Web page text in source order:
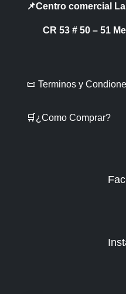
📌Centro comercial
CR 53 # 50 – 51
📜 Terminos y
🛒¿Como Comprar?